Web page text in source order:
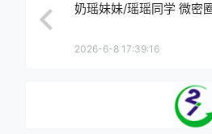
奶瑶妹妹/瑶瑶同学 微密
2026-6-8 17:39:16